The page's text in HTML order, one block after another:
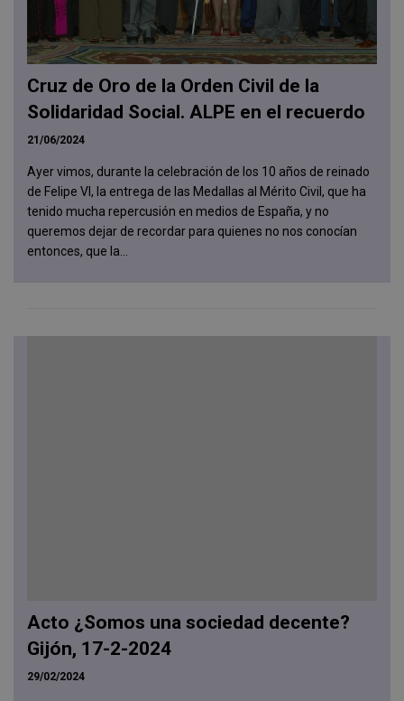
Cruz de Oro de la Orden Civil de la
Solidaridad Social. ALPE en el recuerdo
21/06/2024
Ayer vimos, durante la celebración de los 10 años de reinado
de Felipe VI, la entrega de las Medallas al Mérito Civil, que ha
tenido mucha repercusión en medios de España, y no
queremos dejar de recordar para quienes no nos conocían
entonces, que la...
Acto ¿Somos una sociedad decente?
Gijón, 17-2-2024
29/02/2024